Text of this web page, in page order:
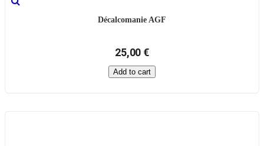
Décalcomanie AGF
25,00 €
Add to cart